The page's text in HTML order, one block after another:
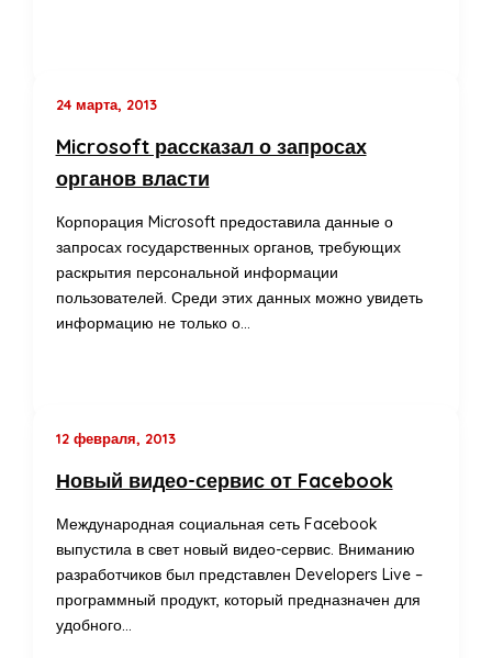
24 марта, 2013
Microsoft рассказал о запросах
органов власти
Корпорация Microsoft предоставила данные о
запросах государственных органов, требующих
раскрытия персональной информации
пользователей. Среди этих данных можно увидеть
информацию не только о…
12 февраля, 2013
Новый видео-сервис от Facebook
Международная социальная сеть Facebook
выпустила в свет новый видео-сервис. Вниманию
разработчиков был представлен Developers Live –
программный продукт, который предназначен для
удобного…